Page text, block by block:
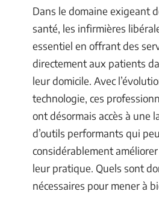
Dans le domaine exigeant
santé, les infirmières
essentiel en offrant des
directement aux patients
leur domicile. Avec
technologie, ces
ont désormais accès à une
d’outils performants qui
considérablement améliorer
leur pratique. Quels sont
nécessaires pour mener à